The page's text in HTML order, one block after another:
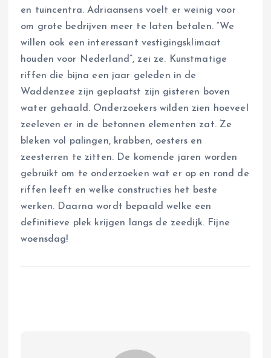
en tuincentra. Adriaansens voelt er weinig voor
om grote bedrijven meer te laten betalen. “We
willen ook een interessant vestigingsklimaat
houden voor Nederland”, zei ze. Kunstmatige
riffen die bijna een jaar geleden in de
Waddenzee zijn geplaatst zijn gisteren boven
water gehaald. Onderzoekers wilden zien hoeveel
zeeleven er in de betonnen elementen zat. Ze
bleken vol palingen, krabben, oesters en
zeesterren te zitten. De komende jaren worden
gebruikt om te onderzoeken wat er op en rond de
riffen leeft en welke constructies het beste
werken. Daarna wordt bepaald welke een
definitieve plek krijgen langs de zeedijk. Fijne
woensdag!